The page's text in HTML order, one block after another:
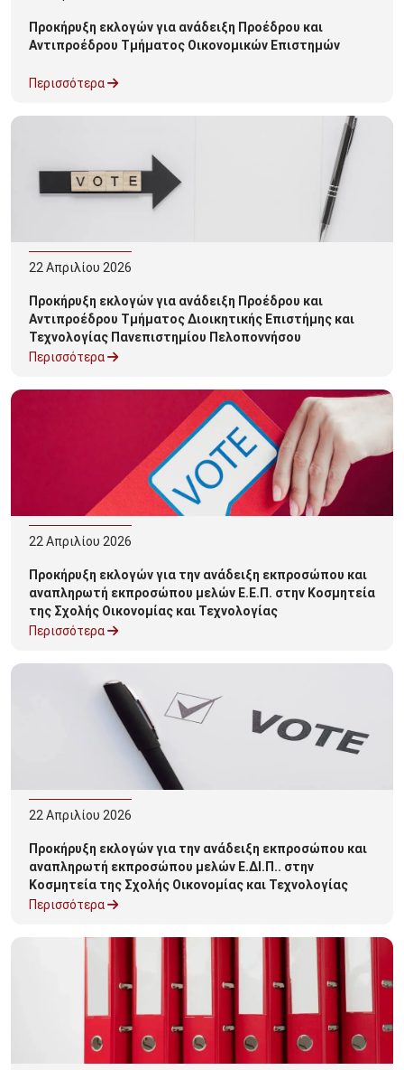
Προκήρυξη εκλογών για ανάδειξη Προέδρου και
Αντιπροέδρου Τμήματος Οικονομικών Επιστημών
Περισσότερα
22 Απριλίου 2026
Προκήρυξη εκλογών για ανάδειξη Προέδρου και
Αντιπροέδρου Τμήματος Διοικητικής Επιστήμης και
Τεχνολογίας Πανεπιστημίου Πελοποννήσου
Περισσότερα
22 Απριλίου 2026
Προκήρυξη εκλογών για την ανάδειξη εκπροσώπου και
αναπληρωτή εκπροσώπου μελών Ε.Ε.Π. στην Κοσμητεία
της Σχολής Οικονομίας και Τεχνολογίας
Περισσότερα
22 Απριλίου 2026
Προκήρυξη εκλογών για την ανάδειξη εκπροσώπου και
αναπληρωτή εκπροσώπου μελών Ε.ΔΙ.Π.. στην
Κοσμητεία της Σχολής Οικονομίας και Τεχνολογίας
Περισσότερα